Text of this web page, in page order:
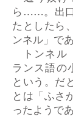
ら……。出
たとしたら
ンネル」で
トンネル
ランス語の
という。だ
とは「ふさ
ったようで